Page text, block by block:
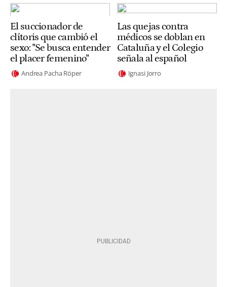
El succionador de
clítoris que cambió el
sexo: "Se busca entender
el placer femenino"
Andrea Pacha Röper
Las quejas contra
médicos se doblan en
Cataluña y el Colegio
señala al español
Ignasi Jorro